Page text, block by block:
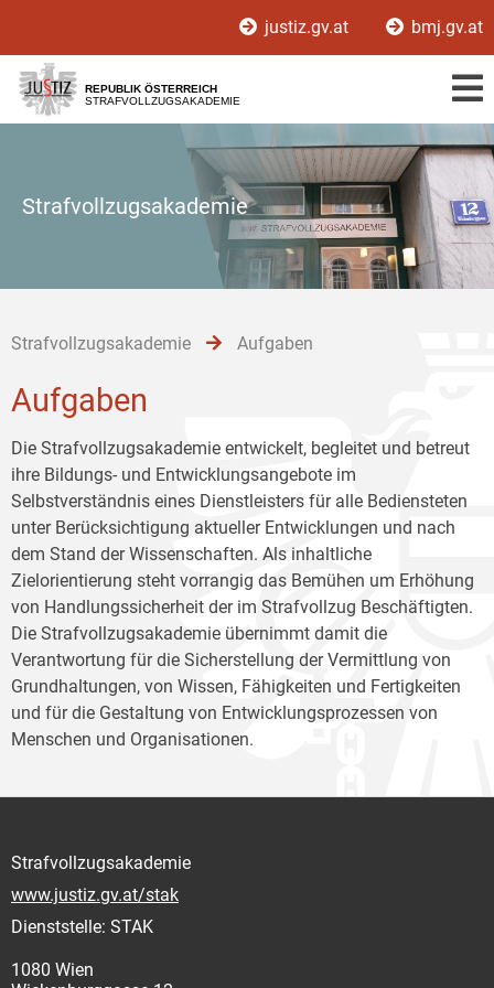
[1]
[2]
[3]
justiz.gv.at bmj.gv.at
REPUBLIK ÖSTERREICH
STRAFVOLLZUGSAKADEMIE
Strafvollzugsakademie
Strafvollzugsakademie Aufgaben
Aufgaben
Die Strafvollzugsakademie entwickelt, begleitet und betreut
ihre Bildungs- und Entwicklungsangebote im
Selbstverständnis eines Dienstleisters für alle Bediensteten
unter Berücksichtigung aktueller Entwicklungen und nach
dem Stand der Wissenschaften. Als inhaltliche
Zielorientierung steht vorrangig das Bemühen um Erhöhung
von Handlungssicherheit der im Strafvollzug Beschäftigten.
Die Strafvollzugsakademie übernimmt damit die
Verantwortung für die Sicherstellung der Vermittlung von
Grundhaltungen, von Wissen, Fähigkeiten und Fertigkeiten
und für die Gestaltung von Entwicklungsprozessen von
Menschen und Organisationen.
Strafvollzugsakademie
www.justiz.gv.at/stak
Dienststelle: STAK
1080 Wien